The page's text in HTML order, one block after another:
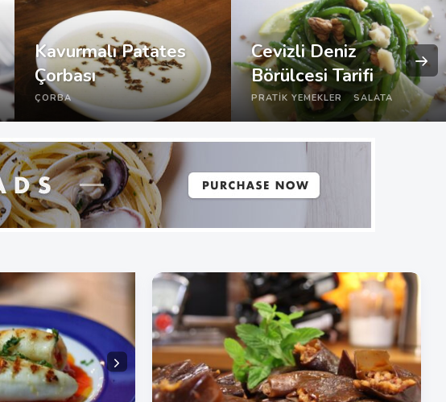
Kavurmalı Patates
Çorbası
ÇORBA
Cevizli Deniz
Börülcesi Tarifi
PRATIK YEMEKLER SALATA